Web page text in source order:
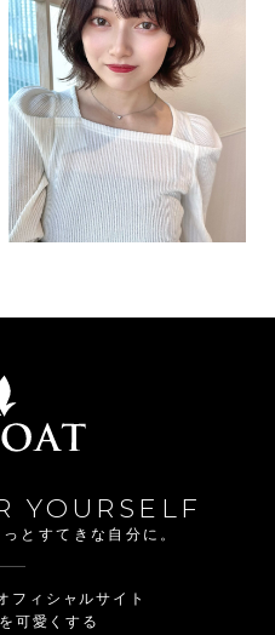
YOURSELF
とすてきな自分に。
フィシャルサイト
可愛くする